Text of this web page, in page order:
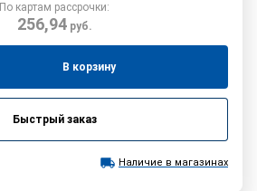
По картам рассрочки:
256,94руб.
В корзину
Быстрый заказ
Наличие в магазинах